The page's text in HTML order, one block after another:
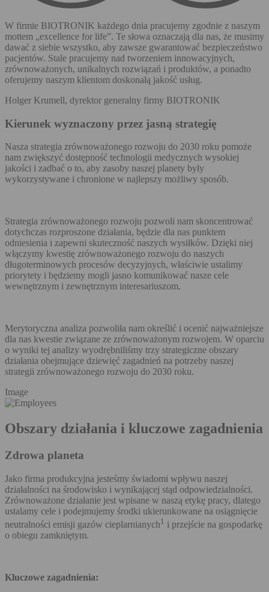
W firmie BIOTRONIK każdego dnia pracujemy zgodnie z naszym
mottem „excellence for life”. Te słowa oznaczają dla nas, że musimy
dawać z siebie wszystko, aby zawsze gwarantować bezpieczeństwo
pacjentów. Stale pracujemy nad tworzeniem innowacyjnych,
zrównoważonych, unikalnych rozwiązań i produktów, a ponadto
oferujemy naszym klientom doskonałą jakość usług.
Holger Krumell, dyrektor generalny firmy BIOTRONIK
Kierunek wyznaczony przez jasną strategię
Nasza strategia zrównoważonego rozwoju do 2030 roku pomoże
nam zwiększyć dostępność technologii medycznych wysokiej
jakości i zadbać o to, aby zasoby naszej planety były
wykorzystywane i chronione w najlepszy możliwy sposób.
Strategia zrównoważonego rozwoju pozwoli nam skoncentrować
dotychczas rozproszone działania, będzie dla nas punktem
odniesienia i zapewni skuteczność naszych wysiłków. Dzięki niej
włączymy kwestię zrównoważonego rozwoju do naszych
długoterminowych procesów decyzyjnych, właściwie ustalimy
priorytety i będziemy mogli jasno komunikować nasze cele
wewnętrznym i zewnętrznym interesariuszom.
Merytoryczna analiza pozwoliła nam określić i ocenić najważniejsze
dla nas kwestie związane ze zrównoważonym rozwojem. W oparciu
o wyniki tej analizy wyodrębniliśmy trzy strategiczne obszary
działania obejmujące dziewięć zagadnień na potrzeby naszej
strategii zrównoważonego rozwoju do 2030 roku.
Image
Obszary działania i kluczowe zagadnienia
Zdrowa planeta
Jako firma produkcyjna jesteśmy świadomi wpływu naszej
działalności na środowisko i wynikającej stąd odpowiedzialności.
Zrównoważone działanie jest wpisane w naszą etykę pracy, dlatego
ustalamy cele i podejmujemy środki ukierunkowane na osiągnięcie
neutralności emisji gazów cieplarnianych1 i przejście na gospodarkę
o obiegu zamkniętym.
Kluczowe zagadnienia: